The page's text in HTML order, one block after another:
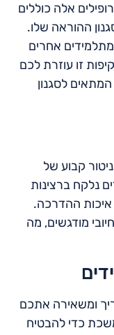
אלה כוללים
ההוראה שלו.
מתלמידים אחרים
זו עוזרת לכם
לסגנון
קבוע של
נלקח ברצינות
ההדרכה.
מודגשים, מה
ומשאירה אתכם
כדי להבטיח